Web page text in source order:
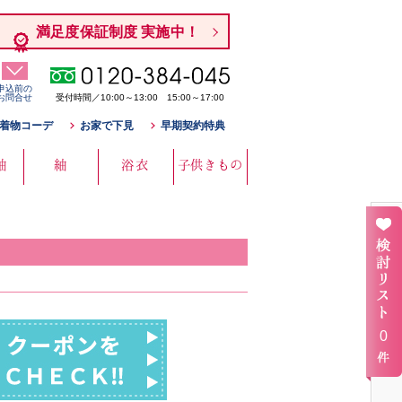
満足度保証制度 実施中！
込前の
問合せ
受付時間／10:00～13:00 15:00～17:00
物コーデ お家で下見 早期契約特典
紬 浴衣 子供きもの
0